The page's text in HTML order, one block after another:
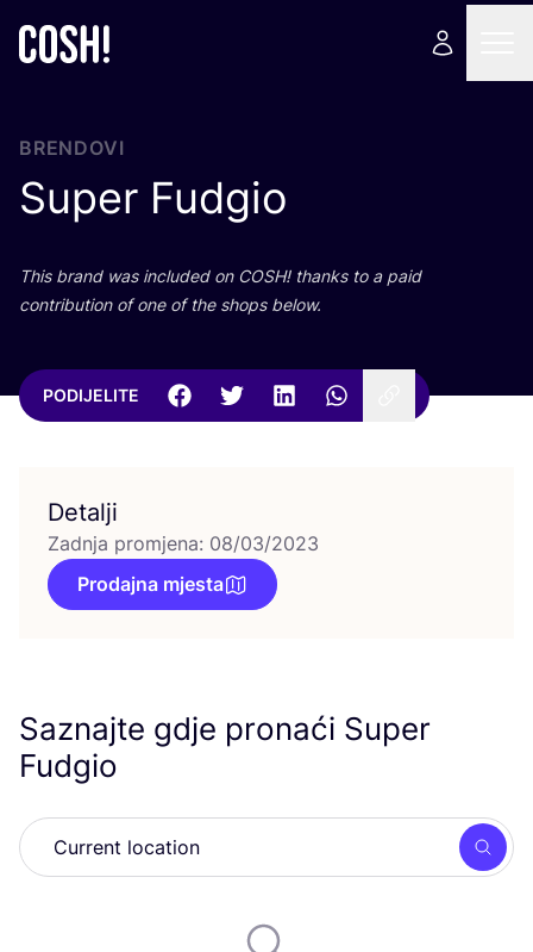
BRENDOVI
Super Fudgio
This brand was inclu­ded on COSH! than­ks to a paid
con­tri­bu­ti­on of one of the shops below.
PODIJELITE
Detalji
Zadnja promjena: 08/03/2023
Prodajna mjesta
Saznajte gdje pronaći Super
Fudgio